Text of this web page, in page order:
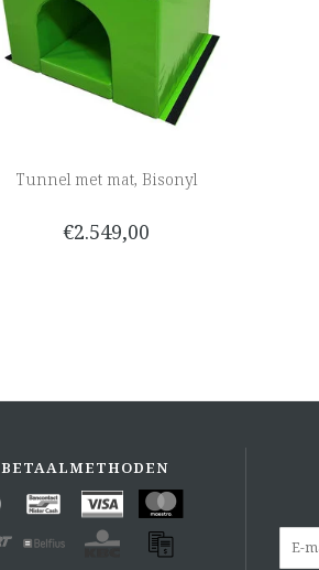
Tunnel met mat, Bisonyl
€2.549,00
BETAALMETHODEN